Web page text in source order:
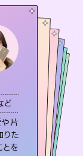
ど
片
た
を
」と
気持
のヒ
など
昧な関
達以上
音を丁
ど縁 など
洋最古の
幸せへ向
果にも具
差 など
報告実績
超の施術経
で、より良